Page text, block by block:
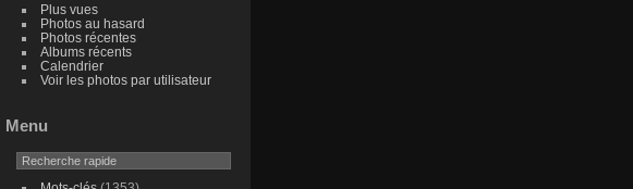
Plus vues
Photos au hasard
Photos récentes
Albums récents
Calendrier
Voir les photos par utilisateur
Menu